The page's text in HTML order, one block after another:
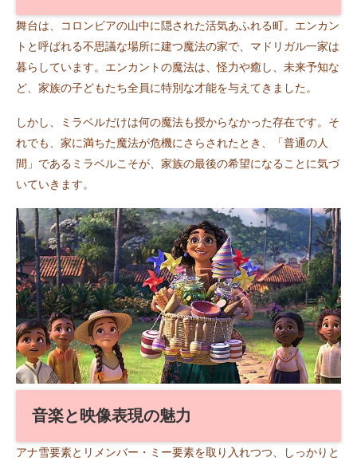
舞台は、コロンビアの山中に隠された活気あふれる町。エンカン
トと呼ばれる不思議な場所に建つ魔法の家で、マドリガル一家は
暮らしています。エンカントの魔法は、怪力や癒し、未来予知な
ど、家族の子どもたち全員に特別な才能を与えてきました。
しかし、ミラベルだけは何の魔法も授からなかった存在です。そ
れでも、家に満ちた魔法が危機にさらされたとき、「普通の人
間」であるミラベルこそが、家族の最後の希望になることに気づ
いていきます。
音楽と映像表現の魅力
アナ雪要素とリメンバー・ミー要素を取り入れつつ、しっかりと